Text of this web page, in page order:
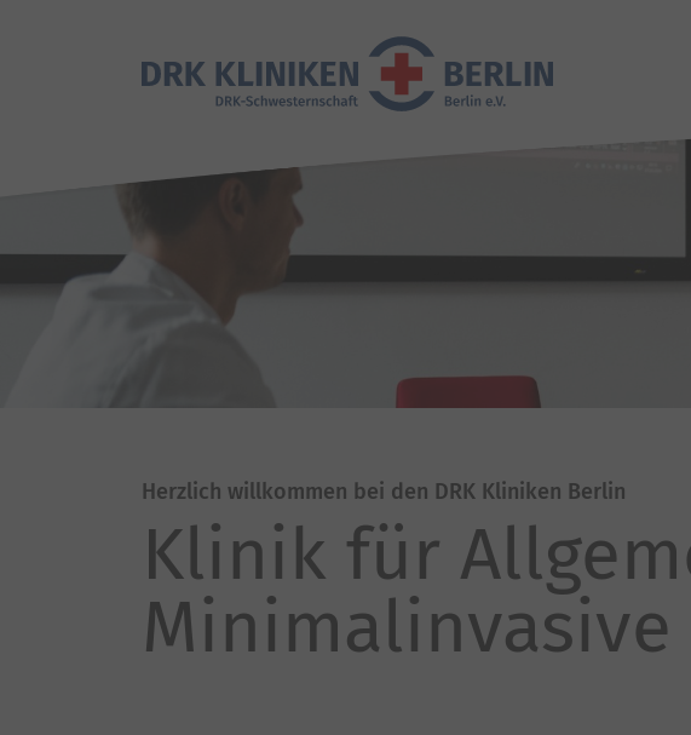
Herzlich willkommen bei den DRK Kliniken Berlin
Klinik für
Minimalinvasive